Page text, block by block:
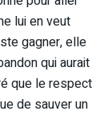
lui en veut
gagner, elle
qui aurait
que le respect
de sauver un